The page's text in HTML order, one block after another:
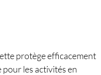
protège efficacement
pour les activités en